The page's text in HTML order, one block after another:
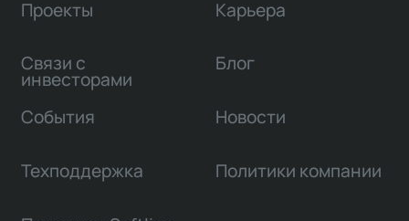
Проекты
Связи с
инвесторами
Карьера
Блог
События Новости
Техподдержка Политики компании